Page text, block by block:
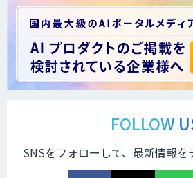
FOLLOW
SNSをフォローして、最新情報を